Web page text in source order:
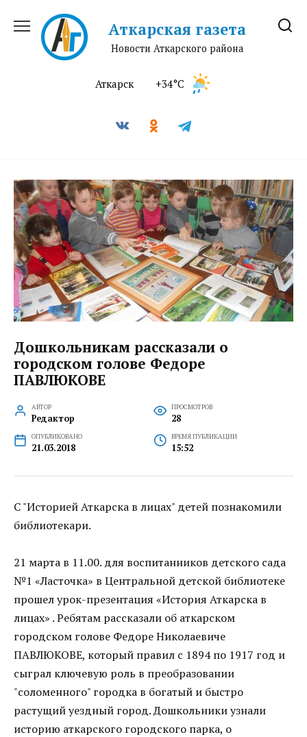
содержанию
Аткарская газета
Новости Аткарского района
Аткарск +34°C
Дошкольникам рассказали о
городском голове Федоре
ПАВЛЮКОВЕ
АВТОР
Редактор
ПРОСМОТРОВ
28
ОПУБЛИКОВАНО
21.03.2018
ВРЕМЯ ПУБЛИКАЦИИ
15:52
С "Историей Аткарска в лицах" детей познакомили
библиотекари.
21 марта в 11.00. для воспитанников детского сада
№1 «Ласточка» в Центральной детской библиотеке
прошел урок-презентация «История Аткарска в
лицах» . Ребятам рассказали об аткарском
городском голове Федоре Николаевиче
ПАВЛЮКОВЕ, который правил с 1894 по 1917 год и
сыграл ключевую роль в преобразовании
"соломенного" городка в богатый и быстро
растущий уездный город. Дошкольники узнали
историю аткарского городского парка, о